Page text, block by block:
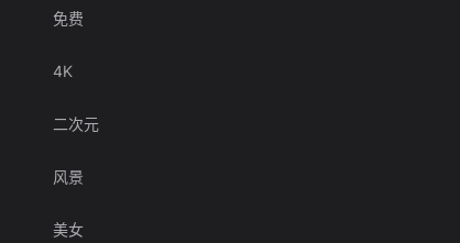
免费
4K
二次元
风景
美女